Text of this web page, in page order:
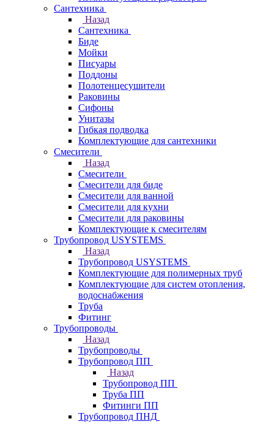
Сантехника
Назад
Сантехника
Биде
Мойки
Писуары
Поддоны
Полотенцесушители
Раковины
Сифоны
Унитазы
Гибкая подводка
Комплектующие для сантехники
Смесители
Назад
Смесители
Смесители для биде
Смесители для ванной
Смесители для кухни
Смесители для раковины
Комплектующие к смесителям
Трубопровод USYSTEMS
Назад
Трубопровод USYSTEMS
Комплектующие для полимерных труб
Комплектующие для систем отопления,
водоснабжения
Труба
Фитинг
Трубопроводы
Назад
Трубопроводы
Трубопровод ПП
Назад
Трубопровод ПП
Труба ПП
Фитинги ПП
Трубопровод ПНД